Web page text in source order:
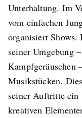
Unterhaltung. Im
vom einfachen
organisiert Shows.
seiner Umgebung
Kampfgeräuschen
Musikstücken.
seiner Auftritte ein
kreativen